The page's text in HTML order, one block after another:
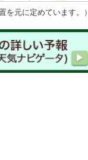
を元に定めています。）